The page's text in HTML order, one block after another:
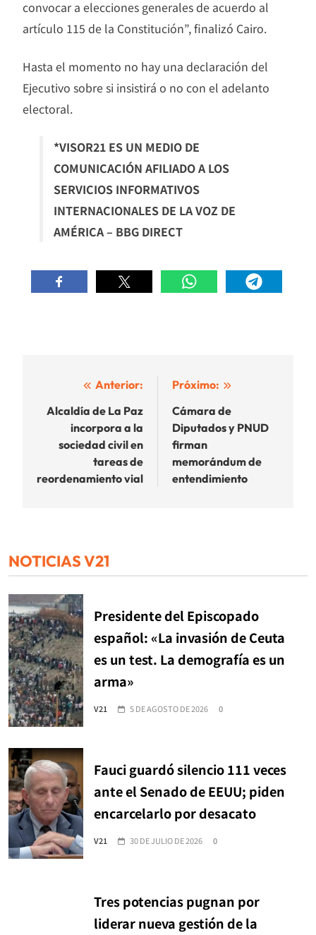
convocar a elecciones generales de acuerdo al
artículo 115 de la Constitución”, finalizó Cairo.
Hasta el momento no hay una declaración del
Ejecutivo sobre si insistirá o no con el adelanto
electoral.
*VISOR21 ES UN MEDIO DE
COMUNICACIÓN AFILIADO A LOS
SERVICIOS INFORMATIVOS
INTERNACIONALES DE LA VOZ DE
AMÉRICA – BBG DIRECT
Navegación
de
entradas
Anterior:
Alcaldía de La Paz
incorpora a la
sociedad civil en
tareas de
reordenamiento vial
Próximo:
Cámara de
Diputados y PNUD
firman
memorándum de
entendimiento
NOTICIAS V21
Presidente del Episcopado
español: «La invasión de Ceuta
es un test. La demografía es un
arma»
V21 5 DE AGOSTO DE 2026 0
Fauci guardó silencio 111 veces
ante el Senado de EEUU; piden
encarcelarlo por desacato
V21 30 DE JULIO DE 2026 0
Tres potencias pugnan por
liderar nueva gestión de la